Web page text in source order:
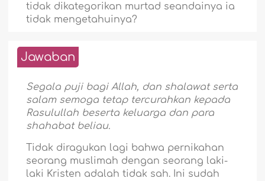
tidak dikategorikan murtad seandainya ia
tidak mengetahuinya?
Jawaban
Segala puji bagi Allah, dan shalawat serta
salam semoga tetap tercurahkan kepada
Rasulullah beserta keluarga dan para
shahabat beliau.
Tidak diragukan lagi bahwa pernikahan
seorang muslimah dengan seorang laki-
laki Kristen adalah tidak sah. Ini sudah